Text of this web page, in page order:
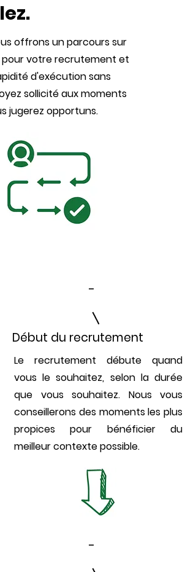
offrons un parcours sur
pour votre recrutement et
d'exécution sans
sollicité aux moments
jugerez opportuns.
-
Début du recrutement
Le recrutement débute quand
vous le souhaitez, selon la durée
que vous souhaitez. Nous vous
conseillerons des moments les plus
propices pour bénéficier du
meilleur contexte possible.
-